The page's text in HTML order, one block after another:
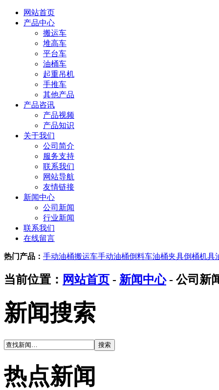
网站首页
产品中心
搬运车
堆高车
平台车
油桶车
起重吊机
手推车
其他产品
产品咨讯
产品视频
产品知识
关于我们
公司简介
服务支持
联系我们
网站导航
友情链接
新闻中心
公司新闻
行业新闻
联系我们
在线留言
热门产品： 手动油桶搬运车手动油桶倒料车油桶夹具倒桶机具
当前位置： 网站首页 - 新闻中心- 公司新
新闻搜索
热点新闻